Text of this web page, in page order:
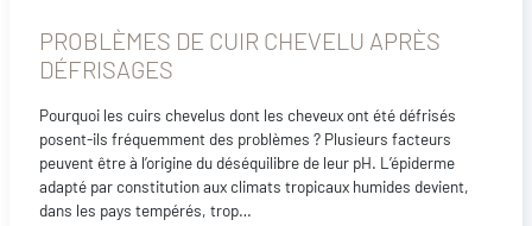
PROBLÈMES DE CUIR CHEVELU APRÈS
DÉFRISAGES
Pourquoi les cuirs chevelus dont les cheveux ont été défrisés
posent-ils fréquemment des problèmes ? Plusieurs facteurs
peuvent être à l’origine du déséquilibre de leur pH. L’épiderme
adapté par constitution aux climats tropicaux humides devient,
dans les pays tempérés, trop…